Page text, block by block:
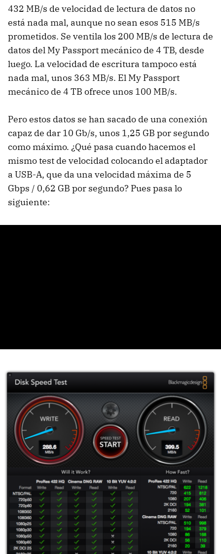
432 MB/s de velocidad de lectura de datos no
está nada mal, aunque no sean esos 515 MB/s
prometidos. Se ventila los 200 MB/s de lectura de
datos del My Passport mecánico de 4 TB, desde
luego. La velocidad de escritura tampoco está
nada mal, unos 363 MB/s. El My Passport
mecánico de 4 TB ofrece unos 100 MB/s.
Pero estos datos se han sacado de una conexión
capaz de dar 10 Gb/s, unos 1,25 GB por segundo
como máximo. ¿Qué pasa cuando hacemos el
mismo test de velocidad colocando el adaptador
a USB-A, que da una velocidad máxima de 5
Gbps / 0,62 GB por segundo? Pues pasa lo
siguiente: